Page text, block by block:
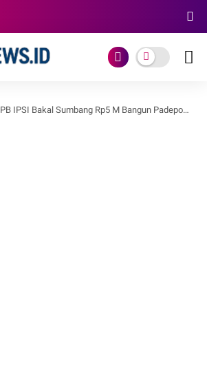
PB IPSI Bakal Sumbang Rp5 M Bangun Padepokan Silat Tapak Suci Putera Muhammadiyah di Jogja